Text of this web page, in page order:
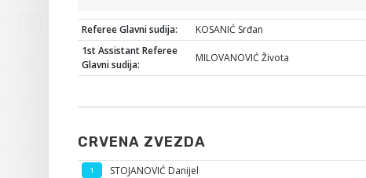
Referee Glavni sudija:
KOSANIĆ Srđan
1st Assistant Referee
Glavni sudija:
MILOVANOVIĆ Života
CRVENA ZVEZDA
1 STOJANOVIĆ Danijel